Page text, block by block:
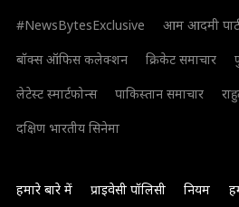
#NewsBytesExclusive
आम आदमी
बॉक्स ऑफिस कलेक्शन
क्रिकेट समाचार
लेटेस्ट स्मार्टफोन्स
पाकिस्तान समाचार
दक्षिण भारतीय सिनेमा
हमारे बारे में प्राइवेसी पॉलिसी नियम